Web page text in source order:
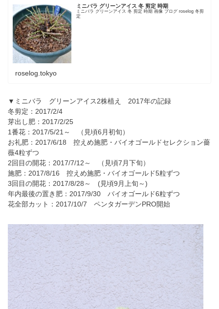
ミニバラ グリーンアイス 冬 剪定 時期
ミニバラ グリーンアイス 冬 剪定 時期 画像 ブログ roselog 冬剪
定
roselog.tokyo
▼ミニバラ グリーンアイス2株植え 2017年の記録
冬剪定：2017/2/4
芽出し肥：2017/2/25
1番花：2017/5/21～ （見頃6月初旬）
お礼肥：2017/6/18 控えめ施肥・バイオゴールドセレクション薔
薇4粒ずつ
2回目の開花：2017/7/12～ （見頃7月下旬）
施肥：2017/8/16 控えめ施肥・バイオゴールド5粒ずつ
3回目の開花：2017/8/28～ (見頃9月上旬～)
年内最後の置き肥：2017/9/30 バイオゴールド6粒ずつ
花全部カット：2017/10/7 ペンタガーデンPRO開始